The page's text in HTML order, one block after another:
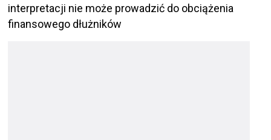
interpretacji nie może prowadzić do obciążenia
finansowego dłużników